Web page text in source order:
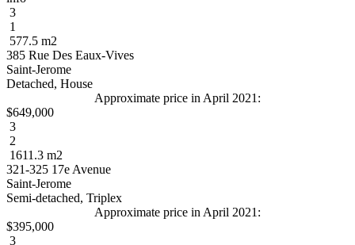
3
1
577.5 m2
385 Rue Des Eaux-Vives
Saint-Jerome
Detached, House
Approximate price in April 2021:
$649,000
3
2
1611.3 m2
321-325 17e Avenue
Saint-Jerome
Semi-detached, Triplex
Approximate price in April 2021:
$395,000
3